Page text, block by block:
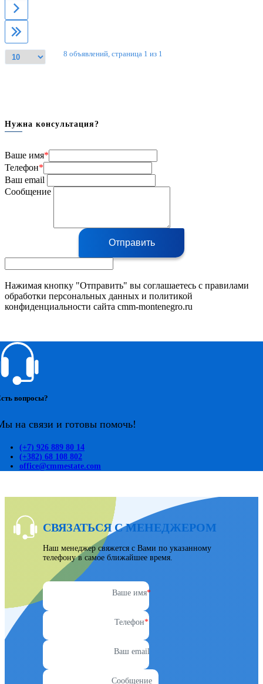
8 объявлений, страница 1 из 1
Нужна консультация?
Ваше имя*
Телефон*
Ваш email
Сообщение
Отправить
Нажимая кнопку "Отправить" вы соглашаетесь с правилами
обработки персональных данных и политикой
конфиденциальности сайта cmm-montenegro.ru
вопросы?
на связи и готовы помочь!
(+7) 926 889 80 14
(+382) 68 108 802
office@cmmestate.com
СВЯЗАТЬСЯ С МЕНЕДЖЕРОМ
Наш менеджер свяжется с Вами по указанному
телефону в самое ближайшее время.
Ваше имя*
Телефон*
Ваш email
Сообщение